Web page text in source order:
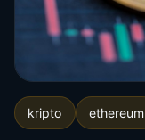
kripto ethereum